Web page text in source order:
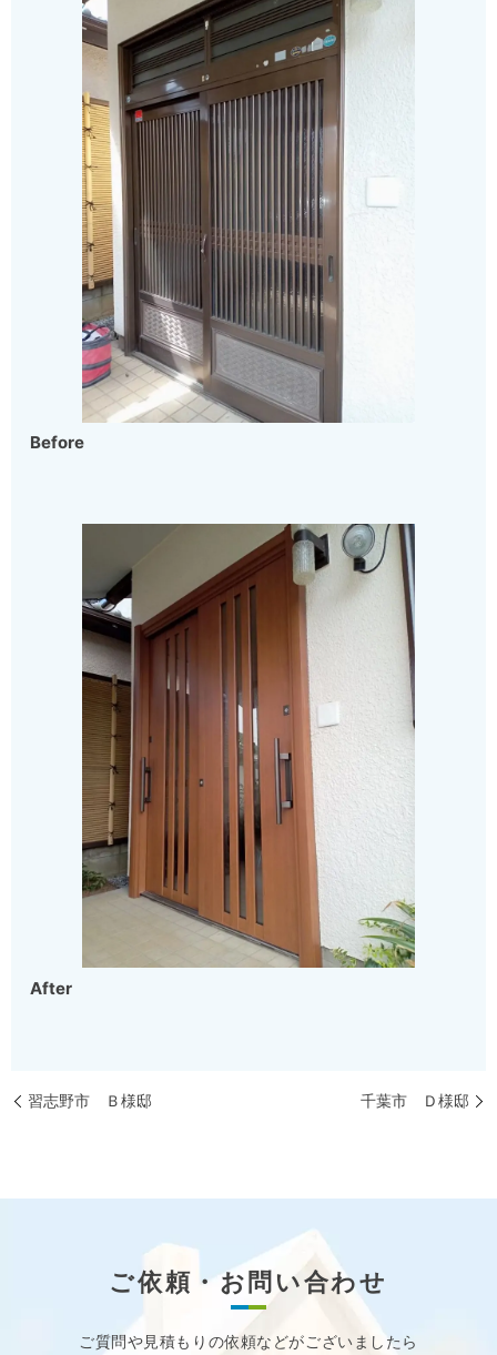
Before
After
習志野市 Ｂ様邸 千葉市 Ｄ様邸
ご依頼・お問い合わせ
ご質問や見積もりの依頼などがございましたら